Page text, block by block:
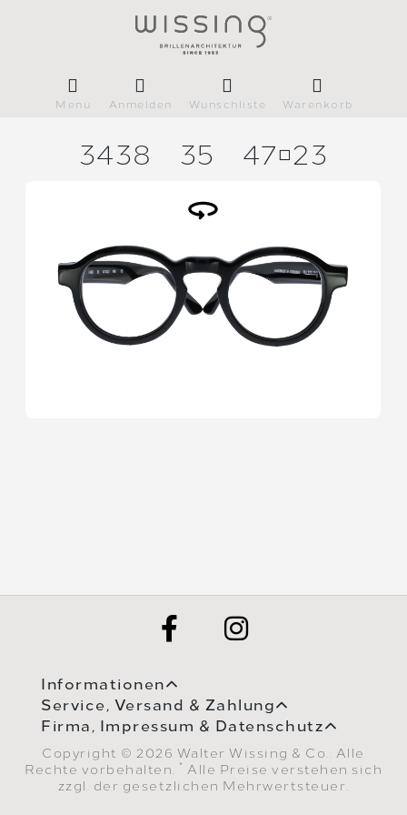
Menü Anmelden Wunschliste Warenkorb
3438 35 4723
Informationen
Service, Versand & Zahlung
Firma, Impressum & Datenschutz
Copyright © 2026 Walter Wissing & Co.. Alle
Rechte vorbehalten.
* Alle Preise verstehen sich
zzgl. der gesetzlichen Mehrwertsteuer.